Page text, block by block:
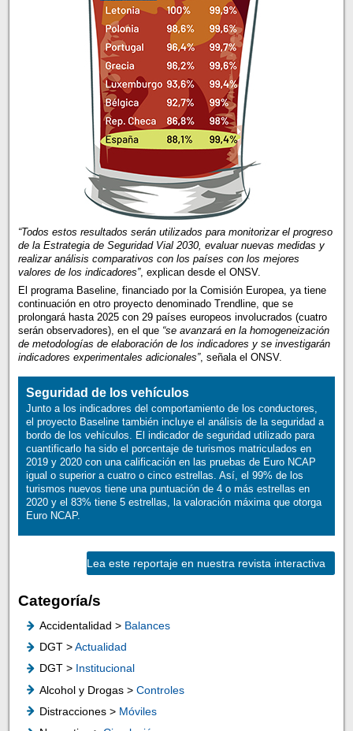
“Todos estos resultados serán utilizados para monitorizar el progreso
de la Estrategia de Seguridad Vial 2030, evaluar nuevas medidas y
realizar análisis comparativos con los países con los mejores
valores de los indicadores”, explican desde el ONSV.
El programa Baseline, financiado por la Comisión Europea, ya tiene
continuación en otro proyecto denominado Trendline, que se
prolongará hasta 2025 con 29 países europeos involucrados (cuatro
serán observadores), en el que “se avanzará en la homogeneización
de metodologías de elaboración de los indicadores y se investigarán
indicadores experimentales adicionales”, señala el ONSV.
Seguridad de los vehículos
Junto a los indicadores del comportamiento de los conductores,
el proyecto Baseline también incluye el análisis de la seguridad a
bordo de los vehículos. El indicador de seguridad utilizado para
cuantificarlo ha sido el porcentaje de turismos matriculados en
2019 y 2020 con una calificación en las pruebas de Euro NCAP
igual o superior a cuatro o cinco estrellas. Así, el 99% de los
turismos nuevos tiene una puntuación de 4 o más estrellas en
2020 y el 83% tiene 5 estrellas, la valoración máxima que otorga
Euro NCAP.
Lea este reportaje en nuestra revista interactiva
Categoría/s
Accidentalidad > Balances
DGT >Actualidad
DGT > Institucional
Alcohol y Drogas > Controles
Distracciones > Móviles